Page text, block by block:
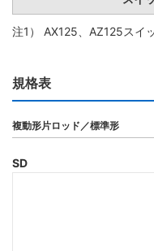
注1） AX125、AZ125ス
規格表
複動形片ロッド／標準形
SD